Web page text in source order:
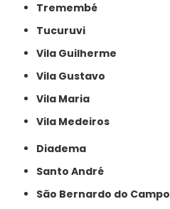
Tremembé
Tucuruvi
Vila Guilherme
Vila Gustavo
Vila Maria
Vila Medeiros
Diadema
Santo André
São Bernardo do Campo